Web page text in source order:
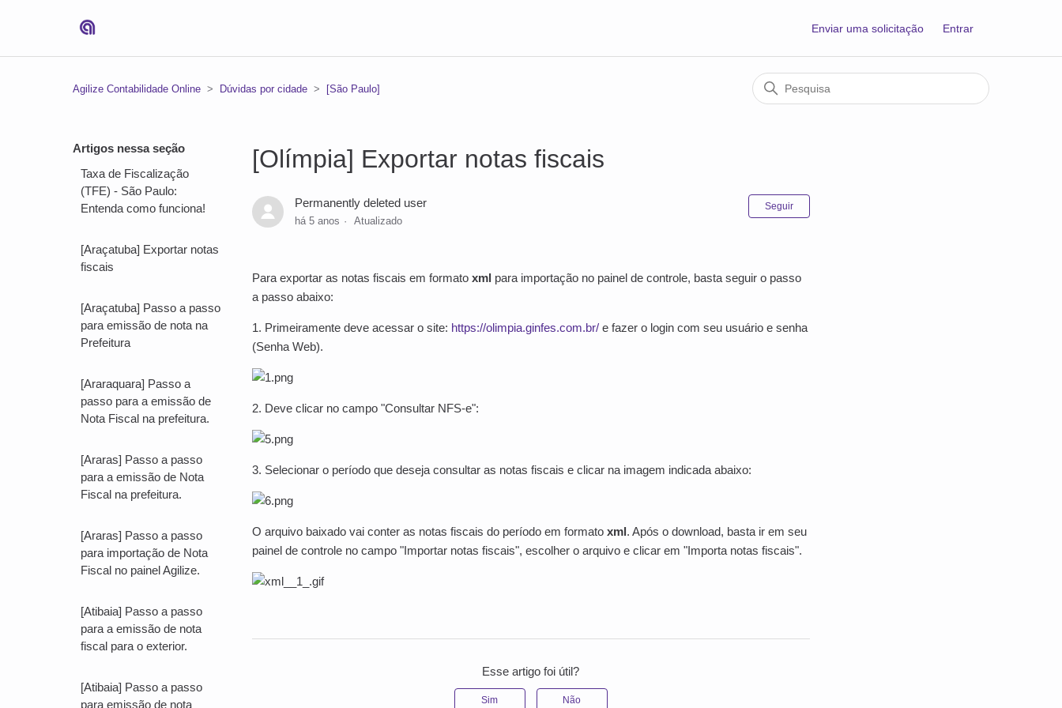
Enviar uma solicitação Entrar
Agilize Contabilidade Online Dúvidas por cidade [São Paulo]
Artigos nessa seção
Taxa de Fiscalização
(TFE) - São Paulo:
Entenda como funciona!
[Araçatuba] Exportar notas
fiscais
[Araçatuba] Passo a passo
para emissão de nota na
Prefeitura
[Araraquara] Passo a
passo para a emissão de
Nota Fiscal na prefeitura.
[Araras] Passo a passo
para a emissão de Nota
Fiscal na prefeitura.
[Araras] Passo a passo
para importação de Nota
Fiscal no painel Agilize.
[Atibaia] Passo a passo
para a emissão de nota
fiscal para o exterior.
[Atibaia] Passo a passo
para emissão de nota
[Olímpia] Exportar notas fiscais
Permanently deleted user
há 5 anos Atualizado
Seguir
Para exportar as notas fiscais em formatoxml para importação no painel de controle, basta seguir o passo
a passo abaixo:
1. Primeiramente deve acessar o site: https://olimpia.ginfes.com.br/ e fazer o login com seu usuário e senha
(Senha Web).
2. Deve clicar no campo "Consultar NFS-e":
3. Selecionar o período que deseja consultar as notas fiscais e clicar na imagem indicada abaixo:
O arquivo baixado vai conter as notas fiscais do período em formatoxml. Após o download, basta ir em seu
painel de controle no campo "Importar notas fiscais", escolher o arquivo e clicar em "Importa notas fiscais".
Esse artigo foi útil?
Sim Não